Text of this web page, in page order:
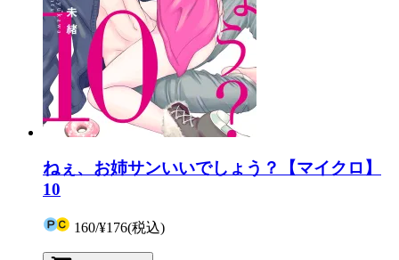
ねぇ、お姉サンいいでしょう？【マイクロ】
10
160/¥176(税込)